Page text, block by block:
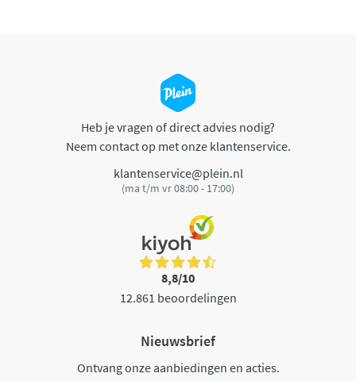
Heb je vragen of direct advies nodig?
Neem contact op met onze klantenservice.
klantenservice@plein.nl
(ma t/m vr 08:00 - 17:00)
8,8/10
12.861 beoordelingen
Nieuwsbrief
Ontvang onze aanbiedingen en acties.